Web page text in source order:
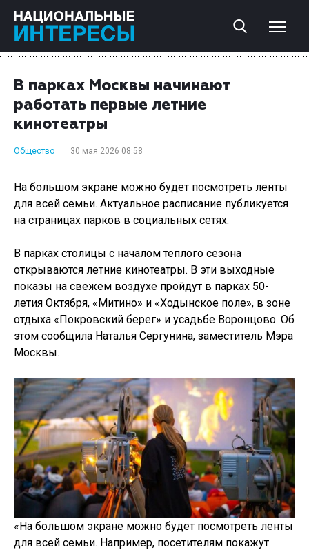
В парках Москвы начинают
работать первые летние
кинотеатры
Общество 30 мая 2026 08:58
На большом экране можно будет посмотреть ленты
для всей семьи. Актуальное расписание публикуется
на страницах парков в социальных сетях.
В парках столицы с началом теплого сезона
открываются летние кинотеатры. В эти выходные
показы на свежем воздухе пройдут в парках 50-
летия Октября, «Митино» и «Ходынское поле», в зоне
отдыха «Покровский берег» и усадьбе Воронцово. Об
этом сообщила Наталья Сергунина, заместитель Мэра
Москвы.
«На большом экране можно будет посмотреть ленты
для всей семьи. Например, посетителям покажут